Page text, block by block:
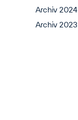
Archiv 2024
Archiv 2023